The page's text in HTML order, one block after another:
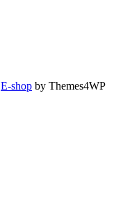
E-shop by Themes4WP